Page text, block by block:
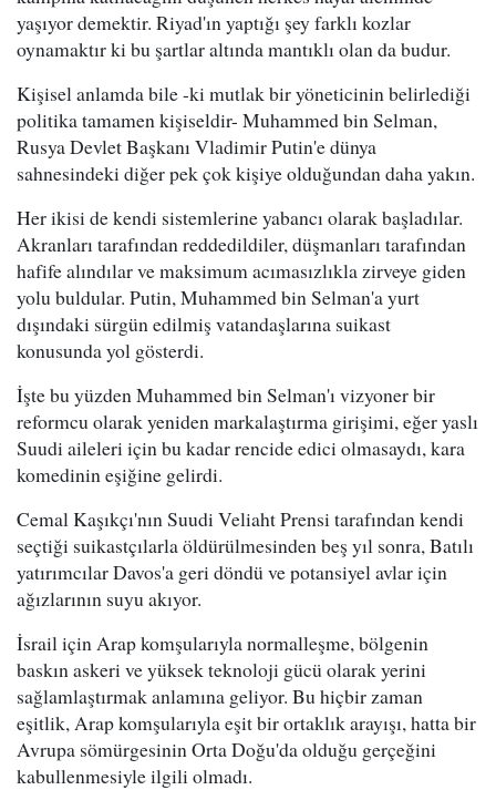
yaşıyor demektir. Riyad'ın yaptığı şey farklı kozlar
oynamaktır ki bu şartlar altında mantıklı olan da budur.
Kişisel anlamda bile -ki mutlak bir yöneticinin belirlediği
politika tamamen kişiseldir- Muhammed bin Selman,
Rusya Devlet Başkanı Vladimir Putin'e dünya
sahnesindeki diğer pek çok kişiye olduğundan daha yakın.
Her ikisi de kendi sistemlerine yabancı olarak başladılar.
Akranları tarafından reddedildiler, düşmanları tarafından
hafife alındılar ve maksimum acımasızlıkla zirveye giden
yolu buldular. Putin, Muhammed bin Selman'a yurt
dışındaki sürgün edilmiş vatandaşlarına suikast
konusunda yol gösterdi.
İşte bu yüzden Muhammed bin Selman'ı vizyoner bir
reformcu olarak yeniden markalaştırma girişimi, eğer yaslı
Suudi aileleri için bu kadar rencide edici olmasaydı, kara
komedinin eşiğine gelirdi.
Cemal Kaşıkçı'nın Suudi Veliaht Prensi tarafından kendi
seçtiği suikastçılarla öldürülmesinden beş yıl sonra, Batılı
yatırımcılar Davos'a geri döndü ve potansiyel avlar için
ağızlarının suyu akıyor.
İsrail için Arap komşularıyla normalleşme, bölgenin
baskın askeri ve yüksek teknoloji gücü olarak yerini
sağlamlaştırmak anlamına geliyor. Bu hiçbir zaman
eşitlik, Arap komşularıyla eşit bir ortaklık arayışı, hatta bir
Avrupa sömürgesinin Orta Doğu'da olduğu gerçeğini
kabullenmesiyle ilgili olmadı.